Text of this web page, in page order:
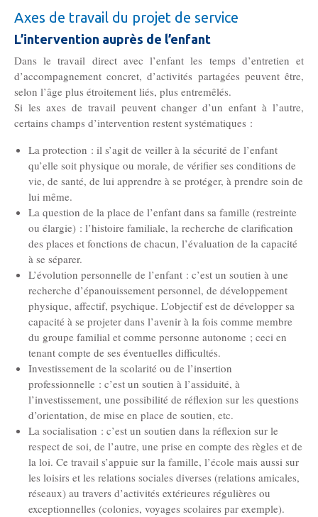
Actualités
Nos actualités
Contact
Nous soutenir
Axes de travail du projet de service
L’intervention auprès de l’enfant
Dans le travail direct avec l’enfant les temps d’entretien et
d’accompagnement concret, d’activités partagées peuvent être,
selon l’âge plus étroitement liés, plus entremêlés.
Si les axes de travail peuvent changer d’un enfant à l’autre,
certains champs d’intervention restent systématiques :
La protection : il s’agit de veiller à la sécurité de l’enfant
qu’elle soit physique ou morale, de vérifier ses conditions de
vie, de santé, de lui apprendre à se protéger, à prendre soin de
lui même.
La question de la place de l’enfant dans sa famille (restreinte
ou élargie) : l’histoire familiale, la recherche de clarification
des places et fonctions de chacun, l’évaluation de la capacité
à se séparer.
L’évolution personnelle de l’enfant : c’est un soutien à une
recherche d’épanouissement personnel, de développement
physique, affectif, psychique. L’objectif est de développer sa
capacité à se projeter dans l’avenir à la fois comme membre
du groupe familial et comme personne autonome ; ceci en
tenant compte de ses éventuelles difficultés.
Investissement de la scolarité ou de l’insertion
professionnelle : c’est un soutien à l’assiduité, à
l’investissement, une possibilité de réflexion sur les questions
d’orientation, de mise en place de soutien, etc.
La socialisation : c’est un soutien dans la réflexion sur le
respect de soi, de l’autre, une prise en compte des règles et de
la loi. Ce travail s’appuie sur la famille, l’école mais aussi sur
les loisirs et les relations sociales diverses (relations amicales,
réseaux) au travers d’activités extérieures régulières ou
exceptionnelles (colonies, voyages scolaires par exemple).